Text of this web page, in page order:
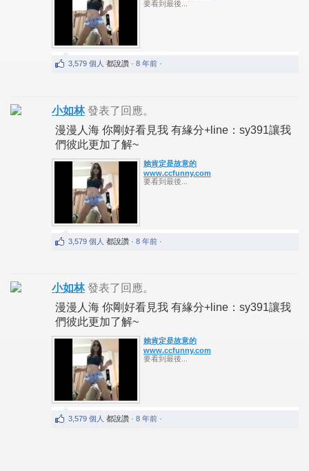
要看到最後...
3,579 個人 都說讚 · 8 年前 ·
小如林 發表了回應。
漫漫人海 你剛好看見我 有緣分+line：sy391讓我
們彼此更加了解~
她肯定是故意的
www.ccfunny.com
要看到最後...
3,579 個人 都說讚 · 8 年前 ·
小如林 發表了回應。
漫漫人海 你剛好看見我 有緣分+line：sy391讓我
們彼此更加了解~
她肯定是故意的
www.ccfunny.com
要看到最後...
3,579 個人 都說讚 · 8 年前 ·